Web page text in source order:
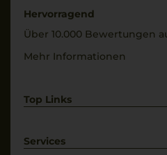
170 g/L
Hervorragend
Über 10.000 Bewertungen
Mehr Informationen
Top Links
Weißwein
Services